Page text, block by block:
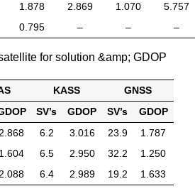
1.878 2.869 1.070
5.757
0.795 – – –
for solution &amp; GDOP
KASS
GNSS
SV’s GDOP SV’s
GDOP
2.868 6.2 3.016 23.9
1.787
1.604 6.5 2.950 32.2
1.250
2.088 6.4 2.989 19.2 1.633